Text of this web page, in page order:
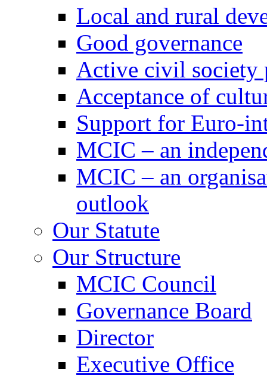
Local and rural
Good governance
Active civil society
Acceptance of
Support for Euro-
MCIC – an
MCIC – an
outlook
Our Statute
Our Structure
MCIC Council
Governance Board
Director
Executive Office